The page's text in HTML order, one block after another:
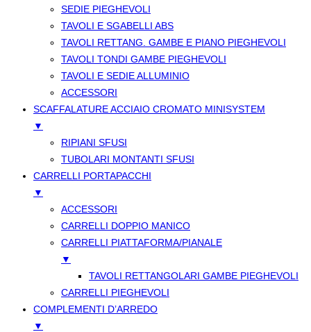
SEDIE PIEGHEVOLI
TAVOLI E SGABELLI ABS
TAVOLI RETTANG. GAMBE E PIANO PIEGHEVOLI
TAVOLI TONDI GAMBE PIEGHEVOLI
TAVOLI E SEDIE ALLUMINIO
ACCESSORI
SCAFFALATURE ACCIAIO CROMATO MINISYSTEM
▼
RIPIANI SFUSI
TUBOLARI MONTANTI SFUSI
CARRELLI PORTAPACCHI
▼
ACCESSORI
CARRELLI DOPPIO MANICO
CARRELLI PIATTAFORMA/PIANALE
▼
TAVOLI RETTANGOLARI GAMBE PIEGHEVOLI
CARRELLI PIEGHEVOLI
COMPLEMENTI D’ARREDO
▼